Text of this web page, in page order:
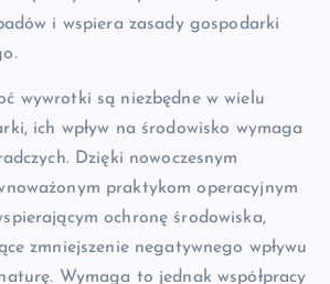
i wspiera zasady gospodarki
wywrotki są niezbędne w wielu
ich wpływ na środowisko wymaga
Dzięki nowoczesnym
praktykom operacyjnym
ochronę środowiska,
zmniejszenie negatywnego wpływu
Wymaga to jednak współpracy